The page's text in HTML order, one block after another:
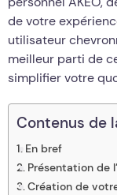
de votre
utilisateur
meilleur parti de
simplifier votre
Contenus de
En bref
Présentation de
Création de